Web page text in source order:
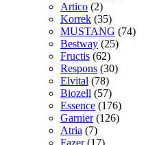
Artico (2)
Korrek (35)
MUSTANG (74)
Bestway (25)
Fructis (62)
Respons (30)
Elvital (78)
Biozell (57)
Essence (176)
Garnier (126)
Atria (7)